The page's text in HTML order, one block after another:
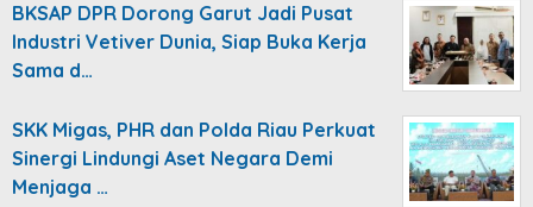
BKSAP DPR Dorong Garut Jadi Pusat
Industri Vetiver Dunia, Siap Buka Kerja
Sama d…
SKK Migas, PHR dan Polda Riau Perkuat
Sinergi Lindungi Aset Negara Demi
Menjaga …